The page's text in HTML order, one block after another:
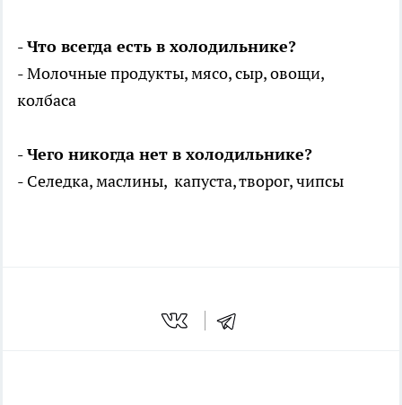
- Что всегда есть в холодильнике?
- Молочные продукты, мясо, сыр, овощи,
колбаса
- Чего никогда нет в холодильнике?
- Селедка, маслины, капуста, творог, чипсы